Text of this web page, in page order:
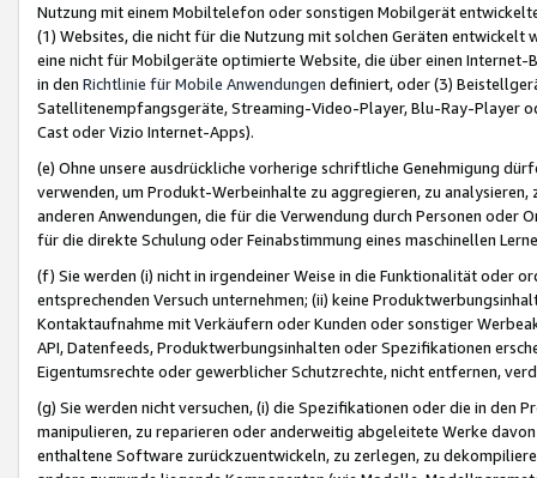
Nutzung mit einem Mobiltelefon oder sonstigen Mobilgerät
(1) Websites, die nicht für die Nutzung mit solchen Geräten
eine nicht für Mobilgeräte optimierte Website, die über einen
in den Richtlinie für Mobile Anwendungen definiert, oder (3)
Satellitenempfangsgeräte, Streaming-Video-Player, Blu-Ray-Player
Cast oder Vizio Internet-Apps).
(e) Ohne unsere ausdrückliche vorherige schriftliche Genehmigung
verwenden, um Produkt-Werbeinhalte zu aggregieren, zu
anderen Anwendungen, die für die Verwendung durch Personen
für die direkte Schulung oder Feinabstimmung eines maschinellen
(f) Sie werden (i) nicht in irgendeiner Weise in die Funktionalität oder
entsprechenden Versuch unternehmen; (ii) keine
Kontaktaufnahme mit Verkäufern oder Kunden oder sonstiger
API, Datenfeeds, Produktwerbungsinhalten oder Spezifikationen
Eigentumsrechte oder gewerblicher Schutzrechte, nicht entfernen,
(g) Sie werden nicht versuchen, (i) die Spezifikationen oder die in
manipulieren, zu reparieren oder anderweitig abgeleitete Werke
enthaltene Software zurückzuentwickeln, zu zerlegen, zu